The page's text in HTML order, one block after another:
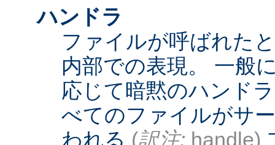
ハンドラ
ファイルが呼ばれた
内部での表現。 一般
応じて暗黙のハンド
べてのファイルがサ
われる (訳注: handle)